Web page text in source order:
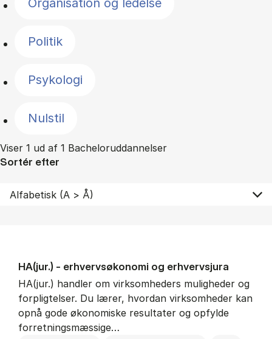
Organisation og ledelse
Politik
Psykologi
Nulstil
Viser 1 ud af 1 Bacheloruddannelser
Sortér efter
HA(jur.) - erhvervs­økonomi og erhvervs­jura
HA(jur.) handler om virksomheders muligheder og
forpligtelser. Du lærer, hvordan virksomheder kan
opnå gode økonomiske resultater og opfylde
forretningsmæssige…